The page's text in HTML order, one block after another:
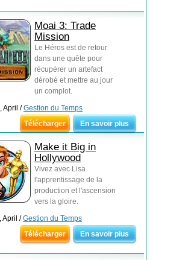
Moai 3: Trade
Mission
Le Héros est de retour
dans une quête pour
récupérer un artefact
dérobé et mettre au jour
un complot.
April /Gestion du Temps
Télécharger
En savoir plus
Make it Big in
Hollywood
Vivez avec Lisa
l'apprentissage de la
production et l'ascension
vers la gloire.
April /Gestion du Temps
Télécharger
En savoir plus